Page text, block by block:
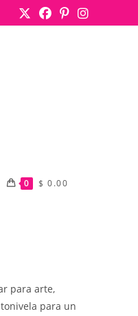
0 $ 0.00
para arte,
para un